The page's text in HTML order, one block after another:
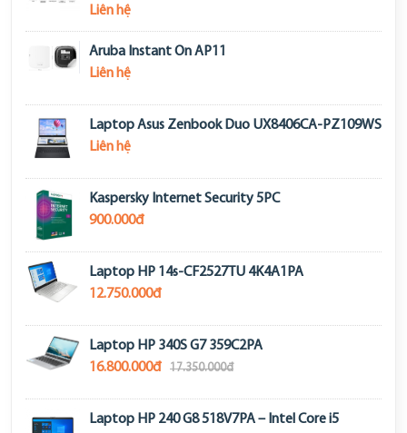
Liên hệ
Aruba Instant On AP11
Liên hệ
Laptop Asus Zenbook Duo UX8406CA-PZ109WS
Liên hệ
Kaspersky Internet Security 5PC
900.000đ
Laptop HP 14s-CF2527TU 4K4A1PA
12.750.000đ
Laptop HP 340S G7 359C2PA
16.800.000đ
17.350.000đ
Laptop HP 240 G8 518V7PA – Intel Core i5